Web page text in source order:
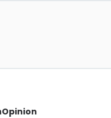
Opinion